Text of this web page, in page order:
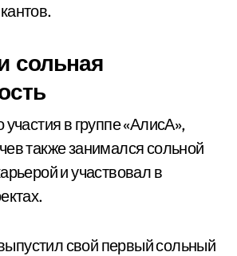
сольная
в группе «АлисА»,
также занимался сольной
и участвовал в
свой первый сольный